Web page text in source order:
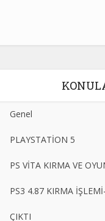
Genel
PLAYSTATİON 5
PS VİTA KIRMA VE
PS3 4.87 KIRMA
ÇIKTI